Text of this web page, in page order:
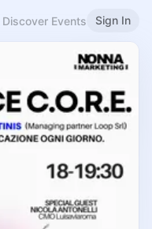
Discover Events Sign In